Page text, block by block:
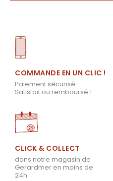
COMMANDE EN UN CLIC !
Paiement sécurisé
Satisfait ou remboursé !
CLICK & COLLECT
dans notre magasin de
Gerardmer en moins de
24h